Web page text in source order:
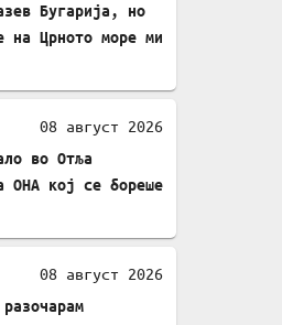
Бугарија, но
на Црното море ми
08 август 2026
во Отља
ОНА кој се бореше
08 август 2026